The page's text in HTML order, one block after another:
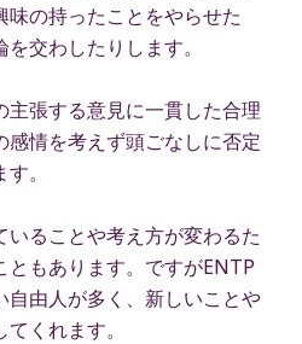
味の持ったことをやらせた
交わしたりします。
主張する意見に一貫した合理
情を考えず頭ごなしに否定
。
いることや考え方が変わるた
もあります。ですがENTP
自由人が多く、新しいことや
くれます。